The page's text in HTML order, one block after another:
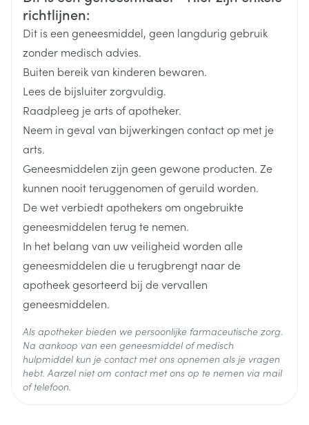
Aanbevolen dosis: 50 mg per dag
Max. 100 mg per dag
Startdosis: 50 mg, 1 x /dag
Max. dosis: 100 mg, 1 x /dag
Startdosis: 12,5 mg, 1 x /dag
De dosis wekelijks verdubbelen bij tolerantie
Tijdens of buiten de maaltijd innemen
Innemen met een glas water
De tablet kan in twee gelijke delen worden gesplitst
Merken
Breedte 68 mm
Lengte
Diepte 48 mm
Verpakking
56
Actieve
Ingrediënten
losartan kalium
Behoud Kamertemperatuur (15°C - 25°C)
richtlijnen:
Dit is een geneesmiddel, geen langdurig gebruik
zonder medisch advies.
Buiten bereik van kinderen bewaren.
Lees de bijsluiter zorgvuldig.
Raadpleeg je arts of apotheker.
Neem in geval van bijwerkingen contact op met je
arts.
Geneesmiddelen zijn geen gewone producten. Ze
kunnen nooit teruggenomen of geruild worden.
De wet verbiedt apothekers om ongebruikte
geneesmiddelen terug te nemen.
In het belang van uw veiligheid worden alle
geneesmiddelen die u terugbrengt naar de
apotheek gesorteerd bij de vervallen
geneesmiddelen.
Als apotheker bieden we persoonlijke farmaceutische zorg.
Na aankoop van een geneesmiddel of medisch
hulpmiddel kun je contact met ons opnemen als je vragen
hebt. Aarzel niet om contact met ons op te nemen via mail
of telefoon.